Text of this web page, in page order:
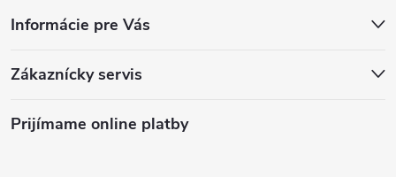
Informácie pre Vás
Zákaznícky servis
Prijímame online platby